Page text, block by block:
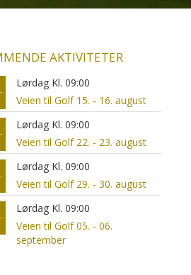
AKTIVITETER
Lørdag Kl. 09:00
Veien til Golf 15. - 16. august
Lørdag Kl. 09:00
Veien til Golf 22. - 23. august
Lørdag Kl. 09:00
Veien til Golf 29. - 30. august
Lørdag Kl. 09:00
Veien til Golf 05. - 06.
september